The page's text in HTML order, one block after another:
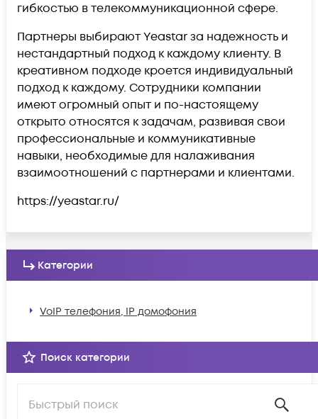
гибкостью в телекоммуникационной сфере.
Партнеры выбирают Yeastar за надежность и
нестандартный подход к каждому клиенту. В
креативном подходе кроется индивидуальный
подход к каждому. Сотрудники компании
имеют огромный опыт и по-настоящему
открыто относятся к задачам, развивая свои
профессиональные и коммуникативные
навыки, необходимые для налаживания
взаимоотношений с партнерами и клиентами.
https://yeastar.ru/
Категории
VoIP телефония, IP домофония
Поиск категории